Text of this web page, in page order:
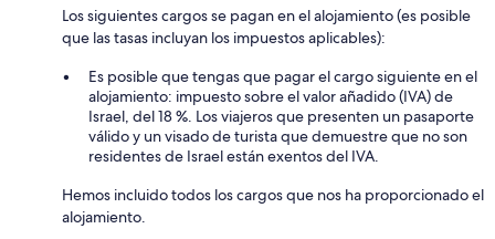
Los siguientes cargos se pagan en el alojamiento (es posible
que las tasas incluyan los impuestos aplicables):
Es posible que tengas que pagar el cargo siguiente en el
alojamiento: impuesto sobre el valor añadido (IVA) de
Israel, del 18 %. Los viajeros que presenten un pasaporte
válido y un visado de turista que demuestre que no son
residentes de Israel están exentos del IVA.
Hemos incluido todos los cargos que nos ha proporcionado el
alojamiento.